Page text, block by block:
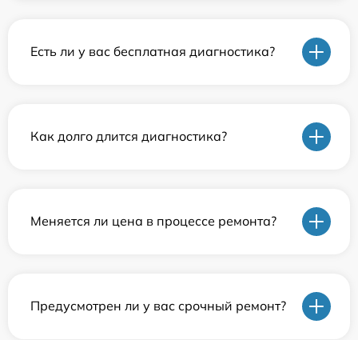
Есть ли у вас бесплатная диагностика?
Как долго длится диагностика?
Меняется ли цена в процессе ремонта?
Предусмотрен ли у вас срочный ремонт?